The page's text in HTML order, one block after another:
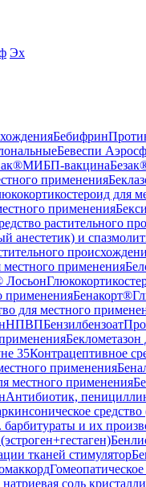
Эх
Бебифрин
Бевеспи
МИБП-вакцина
применения
для
применения
растительного
и
местного применения
Лосьон
примененияБенакорт®
для местного
НПВПБензилбензоат
35Контрацептивное
применения
местного применения
Антибиотик,
барбитураты и их
тканей стимулятор
Гомеопатическое
соль